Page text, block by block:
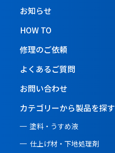
お知らせ
HOW TO
修理のご依頼
よくあるご質問
お問い合わせ
カテゴリーから製品を探す
塗料・うすめ液
仕上げ材・下地処理剤